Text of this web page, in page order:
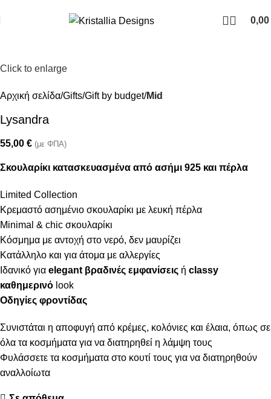
0,00
Click to enlarge
Αρχική σελίδα Gifts Gift by budget Mid
Lysandra
55,00 € (με ΦΠΑ)
Σκουλαρίκι κατασκευασμένα από ασήμι 925 και πέρλα
Limited Collection
Κρεμαστό ασημένιο σκουλαρίκι με λευκή πέρλα
Minimal & chic σκουλαρίκι
Κόσμημα με αντοχή στο νερό, δεν μαυρίζει
Κατάλληλο και για άτομα με αλλεργίες
Ιδανικό για elegant βραδινές εμφανίσεις ή classy
καθημερινό look
Οδηγίες φροντίδας
Συνιστάται η αποφυγή από κρέμες, κολόνιες και έλαια, όπως σε
όλα τα κοσμήματα για να διατηρηθεί η λάμψη τους
Φυλάσσετε τα κοσμήματα στο κουτί τους για να διατηρηθούν
αναλλοίωτα